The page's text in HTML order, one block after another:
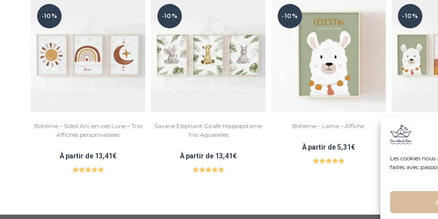
Les cookies
faites avec
-10%
Bohème – Soleil Arc-en-ciel Lune – Trio
Affiches personnalisées
À partir de 13,41€
-10%
Savane Eléphant Girafe Hippopotame
Trio Aquarelles
À partir de 13,41€
-10%
Bohème – Lama – Affiche
À partir de5,31€
-10%
Bohème –
À